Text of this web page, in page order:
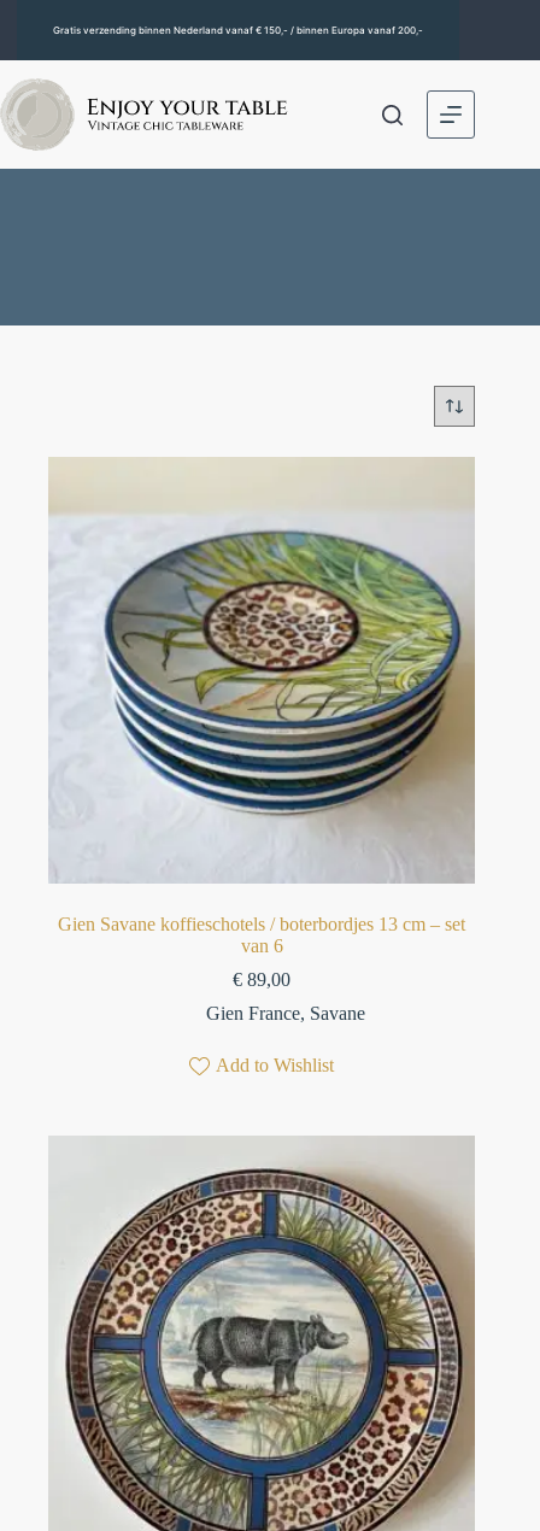
Gratis verzending binnen Nederland vanaf € 150,- / binnen Europa vanaf 200,-
Gien Savane koffieschotels / boterbordjes 13 cm – set
van 6⁠
€ 89,00
Gien France, Savane
Add to Wishlist